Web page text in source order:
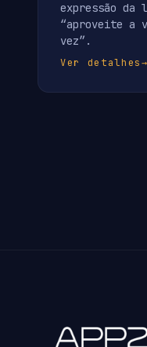
expressão
“aproveite a
vez”.
Ver detalhes→